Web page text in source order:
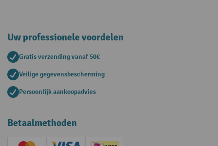
Uw professionele voordelen
Gratis verzending vanaf 50€
Veilige gegevensbescherming
Persoonlijk aankoopadvies
Betaalmethoden